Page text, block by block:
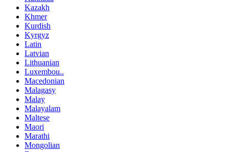
Kazakh
Khmer
Kurdish
Kyrgyz
Latin
Latvian
Lithuanian
Luxembou..
Macedonian
Malagasy
Malay
Malayalam
Maltese
Maori
Marathi
Mongolian